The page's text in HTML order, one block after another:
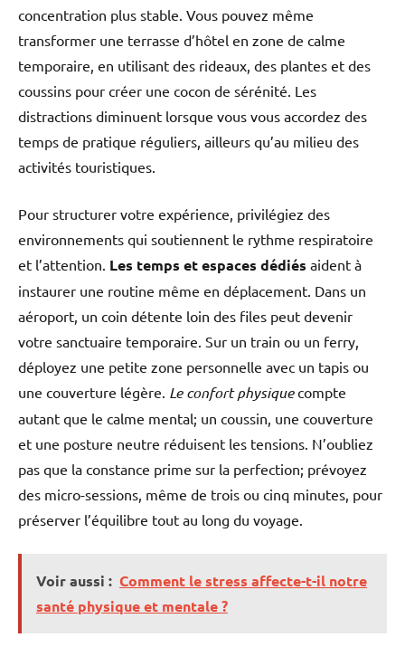
concentration plus stable. Vous pouvez même
transformer une terrasse d’hôtel en zone de calme
temporaire, en utilisant des rideaux, des plantes et des
coussins pour créer une cocon de sérénité. Les
distractions diminuent lorsque vous vous accordez des
temps de pratique réguliers, ailleurs qu’au milieu des
activités touristiques.
Pour structurer votre expérience, privilégiez des
environnements qui soutiennent le rythme respiratoire
et l’attention. Les temps et espaces dédiés aident à
instaurer une routine même en déplacement. Dans un
aéroport, un coin détente loin des files peut devenir
votre sanctuaire temporaire. Sur un train ou un ferry,
déployez une petite zone personnelle avec un tapis ou
une couverture légère. Le confort physiquecompte
autant que le calme mental; un coussin, une couverture
et une posture neutre réduisent les tensions. N’oubliez
pas que la constance prime sur la perfection; prévoyez
des micro-sessions, même de trois ou cinq minutes, pour
préserver l’équilibre tout au long du voyage.
Voir aussi : Comment le stress affecte-t-il notre
santé physique et mentale ?